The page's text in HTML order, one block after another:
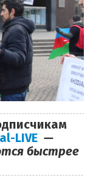
LIVE —
быстрее